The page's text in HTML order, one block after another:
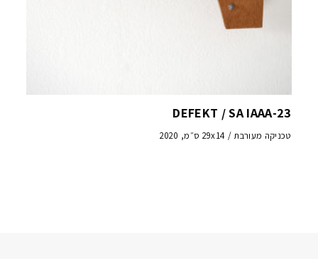
DEFEKT / SA IAAA-23
טכניקה מעורבת / 29x14 ס״מ, 2020